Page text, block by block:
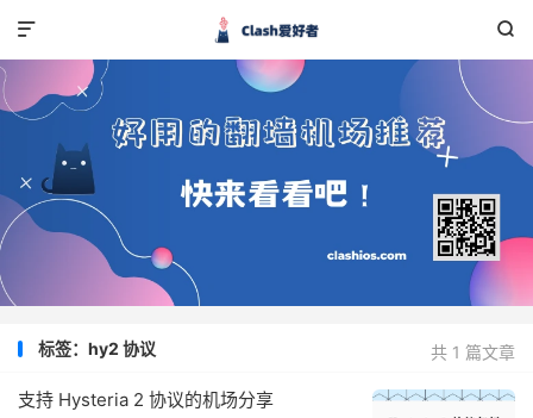


共 1 篇文章
标签：hy2 协议
支持 Hysteria 2 协议的机场分享